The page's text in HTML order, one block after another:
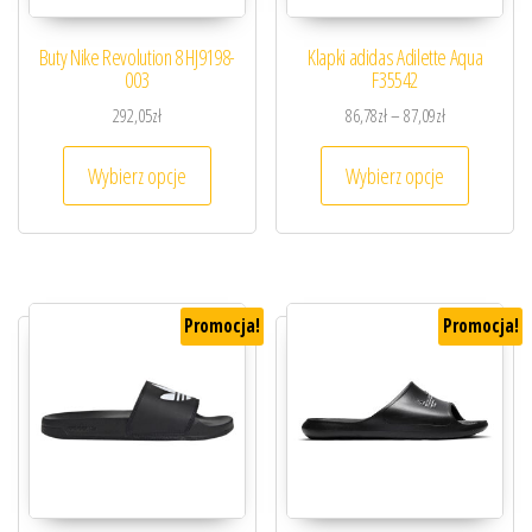
Buty Nike Revolution 8 HJ9198-
003
292,05zł
Wybierz opcje
Ten produkt ma wiele wariantów. Opcje
Klapki adidas Adilette Aqua
F35542
86,78zł–87,09złZakres cen:
Wybierz opcje
Ten
Promocja! Promocja!